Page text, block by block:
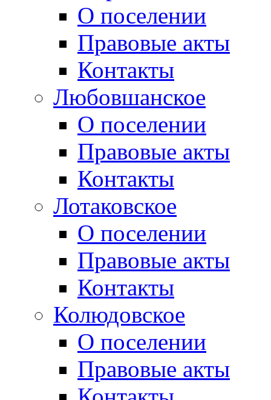
О поселении
Правовые акты
Контакты
Любовшанское
О поселении
Правовые акты
Контакты
Лотаковское
О поселении
Правовые акты
Контакты
Колюдовское
О поселении
Правовые акты